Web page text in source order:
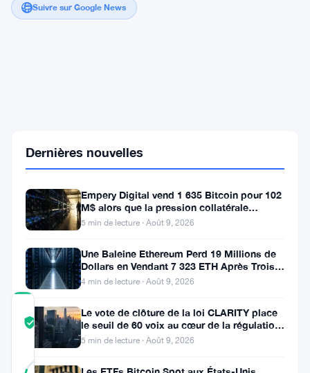
Suivre sur Google News
Chuter
COMMUNITY
TRUST
SCORE
Vérifié
Vérifié
Dernières nouvelles
Empery Digital vend 1 635 Bitcoin pour 102
M$ alors que la pression collatérale
s’intensifie
5 min de lecture · Août 9, 2026
Une Baleine Ethereum Perd 19 Millions de
Dollars en Vendant 7 323 ETH Après Trois
Ans de Staking
4 min de lecture · Août 9, 2026
Le vote de clôture de la loi CLARITY place
le seuil de 60 voix au cœur de la régulation
crypto
5 min de lecture · Août 9, 2026